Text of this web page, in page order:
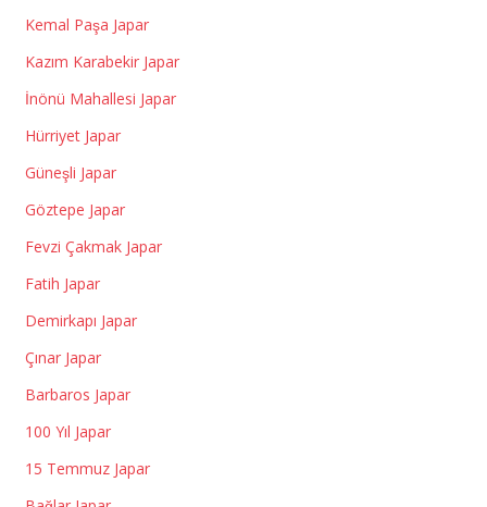
Kemal Paşa Japar
Kazım Karabekir Japar
İnönü Mahallesi Japar
Hürriyet Japar
Güneşli Japar
Göztepe Japar
Fevzi Çakmak Japar
Fatih Japar
Demirkapı Japar
Çınar Japar
Barbaros Japar
100 Yıl Japar
15 Temmuz Japar